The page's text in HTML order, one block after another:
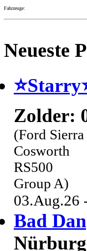
Fahrzeuge:
Neueste
Zolder:
(Ford Sierra
Cosworth
RS500
Group A)
03.Aug.26
Bad